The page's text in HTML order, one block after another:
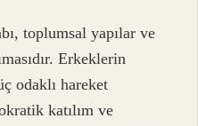
toplumsal yapılar ve
Erkeklerin
odaklı hareket
katılım ve